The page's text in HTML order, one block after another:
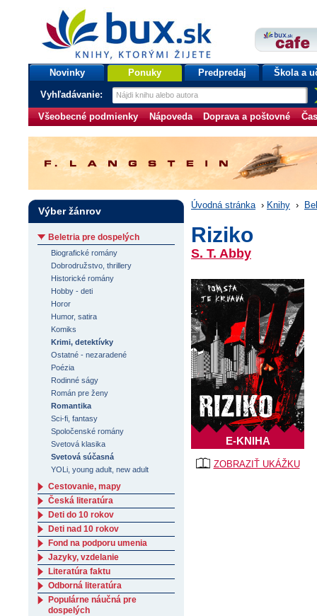
bux.sk
knihy, ktorými žijete
Úvodná stránka
Novinky Ponuky Predpredaj Škola a
Vyhľadávanie:
Všeobecné podmienky Nápoveda Doprava a poštovné
Úvodná stránka › Knihy ›
Riziko
S. T. Abby
ZOBRAZIŤ UKÁŽKU
E-KNIHA
Výber žánrov
Beletria pre dospelých
Biografické romány
Dobrodružstvo, thrillery
Historické romány
Hobby - deti
Horor
Humor, satira
Komiks
Krimi, detektívky
Ostatné - nezaradené
Poézia
Rodinné ságy
Román pre ženy
Romantika
Sci-fi, fantasy
Spoločenské romány
Svetová klasika
Svetová súčasná
YOLi, young adult, new adult
Cestovanie, mapy
Česká literatúra
Deti do 10 rokov
Deti nad 10 rokov
Fond na podporu umenia
Jazyky, vzdelanie
Literatúra faktu
Odborná literatúra
Populárne náučná pre
dospelých